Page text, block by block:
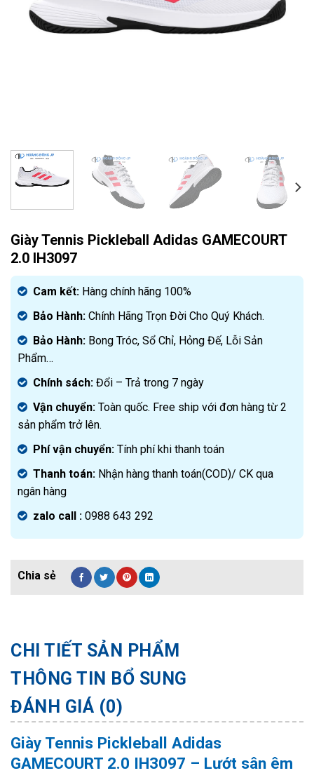
Giày Tennis Pickleball Adidas GAMECOURT
2.0 IH3097
Cam kết: Hàng chính hãng 100%
Bảo Hành: Chính Hãng Trọn Đời Cho Quý Khách.
Bảo Hành: Bong Tróc, Sổ Chỉ, Hỏng Đế, Lỗi Sản
Phẩm…
Chính sách: Đổi – Trả trong 7 ngày
Vận chuyển: Toàn quốc. Free ship với đơn hàng từ 2
sản phẩm trở lên.
Phí vận chuyển: Tính phí khi thanh toán
Thanh toán: Nhận hàng thanh toán(COD)/ CK qua
ngân hàng
zalo call : 0988 643 292
CHI TIẾT SẢN PHẨM
THÔNG TIN BỔ SUNG
ĐÁNH GIÁ (0)
Giày Tennis Pickleball Adidas
GAMECOURT 2.0 IH3097 – Lướt sân êm